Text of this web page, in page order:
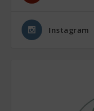
Instagram